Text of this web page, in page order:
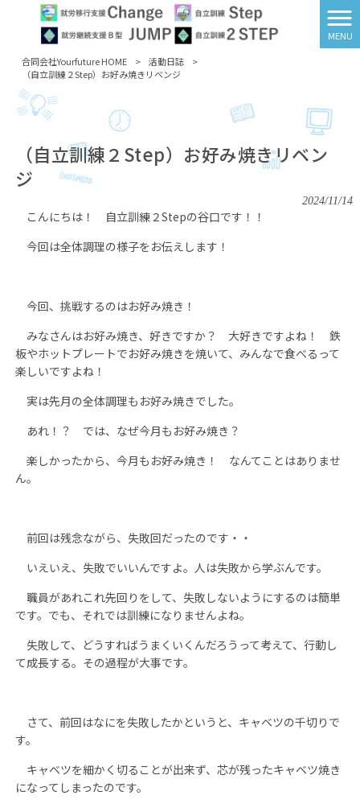
MENU
合同会社Yourfuture HOME
> 活動日誌
>
（自立訓練２Step）お好み焼きリベンジ
（自立訓練２Step）お好み焼きリベン
ジ
2024/11/14
こんにちは！ 自立訓練２Stepの谷口です！！
今回は全体調理の様子をお伝えします！
今回、挑戦するのはお好み焼き！
みなさんはお好み焼き、好きですか？ 大好きですよね！ 鉄
板やホットプレートでお好み焼きを焼いて、みんなで食べるって
楽しいですよね！
実は先月の全体調理もお好み焼きでした。
あれ！？ では、なぜ今月もお好み焼き？
楽しかったから、今月もお好み焼き！ なんてことはありませ
ん。
前回は残念ながら、失敗回だったのです・・
いえいえ、失敗でいいんですよ。人は失敗から学ぶんです。
職員があれこれ先回りをして、失敗しないようにするのは簡単
です。でも、それでは訓練になりませんよね。
失敗して、どうすればうまくいくんだろうって考えて、行動し
て成長する。その過程が大事です。
さて、前回はなにを失敗したかというと、キャベツの千切りで
す。
キャベツを細かく切ることが出来ず、芯が残ったキャベツ焼き
になってしまったのです。